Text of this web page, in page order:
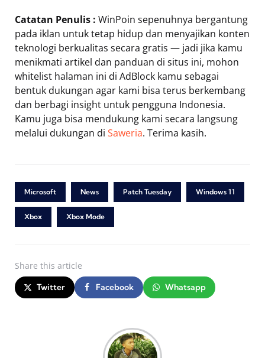
Catatan Penulis : WinPoin sepenuhnya bergantung
pada iklan untuk tetap hidup dan menyajikan konten
teknologi berkualitas secara gratis — jadi jika kamu
menikmati artikel dan panduan di situs ini, mohon
whitelist halaman ini di AdBlock kamu sebagai
bentuk dukungan agar kami bisa terus berkembang
dan berbagi insight untuk pengguna Indonesia.
Kamu juga bisa mendukung kami secara langsung
melalui dukungan di Saweria. Terima kasih.
Microsoft News Patch Tuesday Windows 11
Xbox Xbox Mode
Share this article
Twitter Facebook Whatsapp